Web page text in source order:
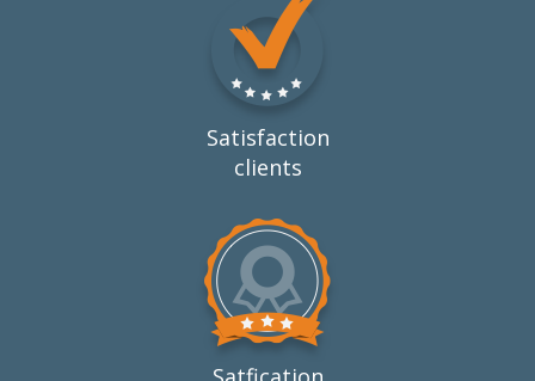
Satisfaction
clients